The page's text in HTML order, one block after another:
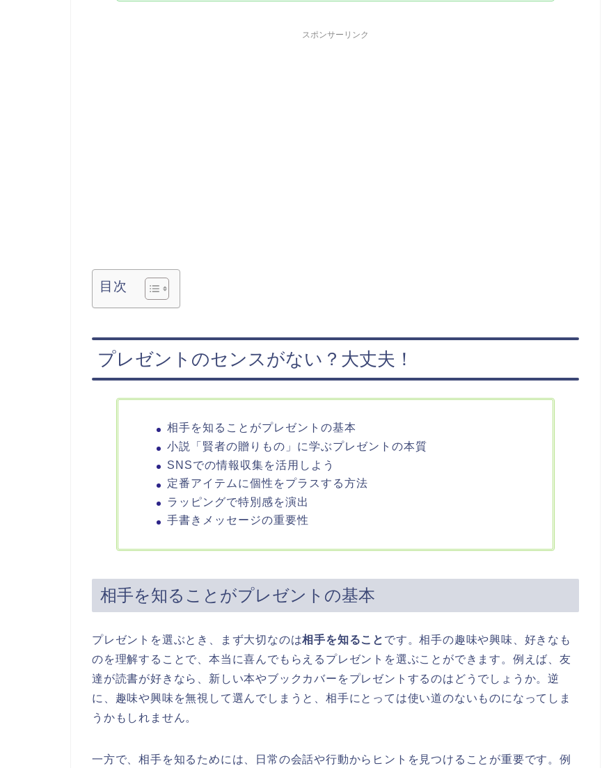
スポンサーリンク
目次
プレゼントのセンスがない？大丈夫！
相手を知ることがプレゼントの基本
小説「賢者の贈りもの」に学ぶプレゼントの本質
SNSでの情報収集を活用しよう
定番アイテムに個性をプラスする方法
ラッピングで特別感を演出
手書きメッセージの重要性
相手を知ることがプレゼントの基本
プレゼントを選ぶとき、まず大切なのは相手を知ること です。相手の趣味や興味、好きなも
のを理解することで、本当に喜んでもらえるプレゼントを選ぶことができます。例えば、友
達が読書が好きなら、新しい本やブックカバーをプレゼントするのはどうでしょうか。逆
に、趣味や興味を無視して選んでしまうと、相手にとっては使い道のないものになってしま
うかもしれません。
一方で、相手を知るためには、日常の会話や行動からヒントを見つけることが重要です。例